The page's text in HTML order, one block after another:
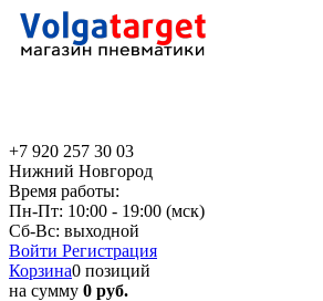
+7 920 257 30 03
Нижний Новгород
Время работы:
Пн-Пт: 10:00 - 19:00 (мск)
Сб-Вс: выходной
Войти Регистрация
Корзина0 позиций
на сумму 0 руб.